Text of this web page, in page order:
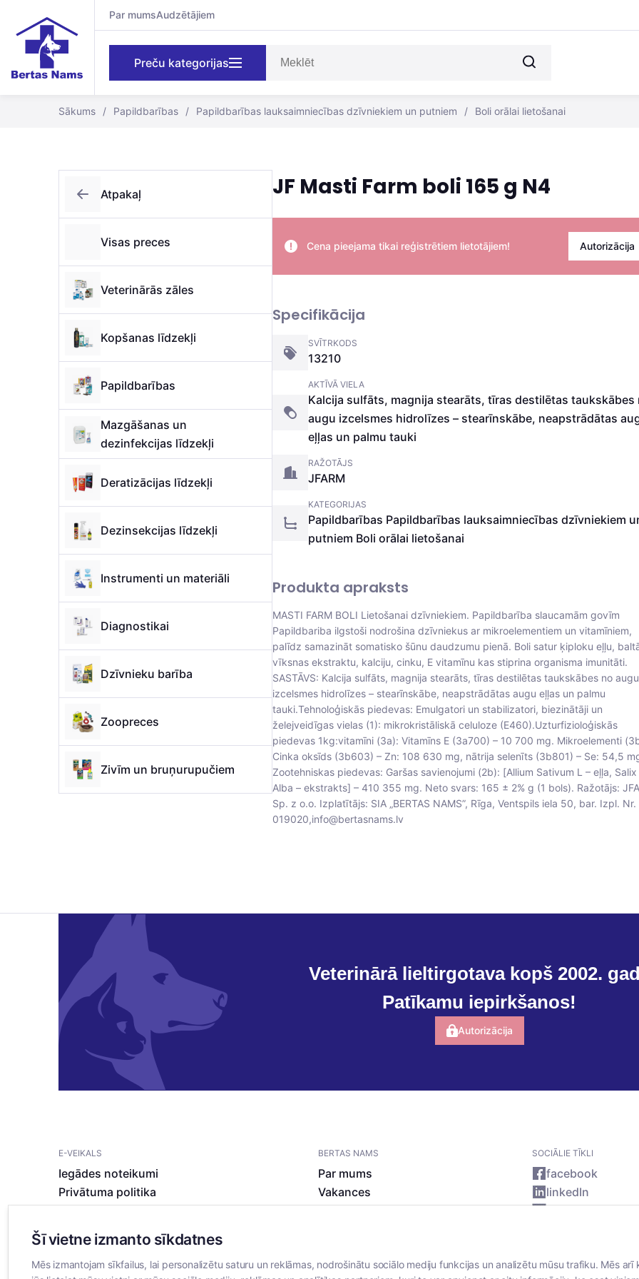
Par mumsAudzētājiem
Preču kategorijas
Sākums / Papildbarības / Papildbarības lauksaimniecības dzīvniekiem un putniem / Boli orālai lietošanai
Atpakaļ
Visas preces
Veterinārās zāles
Kopšanas līdzekļi
Papildbarības
Mazgāšanas un
dezinfekcijas līdzekļi
Deratizācijas līdzekļi
Dezinsekcijas līdzekļi
Instrumenti un materiāli
Diagnostikai
Dzīvnieku barība
Zoopreces
Zivīm un bruņurupučiem
JF Masti Farm boli 165 g N4
Cena pieejama tikai reģistrētiem lietotājiem! Autorizācija
Specifikācija
SVĪTRKODS
13210
AKTĪVĀ VIELA
Kalcija sulfāts, magnija stearāts, tīras destilētas taukskābes
augu izcelsmes hidrolīzes – stearīnskābe, neapstrādātas
eļļas un palmu tauki
RAŽOTĀJS
JFARM
KATEGORIJAS
Papildbarības Papildbarības lauksaimniecības dzīvniekiem
putniem Boli orālai lietošanai
Produkta apraksts
MASTI FARM BOLI Lietošanai dzīvniekiem. Papildbarība slaucamām govīm
Papildbariba ilgstoši nodrošina dzīvniekus ar mikroelementiem un vitamīniem,
palīdz samazināt somatisko šūnu daudzumu pienā. Boli satur ķiploku eļļu,
vīksnas ekstraktu, kalciju, cinku, E vitamīnu kas stiprina organisma imunitāti.
SASTĀVS: Kalcija sulfāts, magnija stearāts, tīras destilētas taukskābes no augu
izcelsmes hidrolīzes – stearīnskābe, neapstrādātas augu eļļas un palmu
tauki.Tehnoloģiskās piedevas: Emulgatori un stabilizatori, biezinātāji un
želejveidīgas vielas (1): mikrokristāliskā celuloze (E460).Uzturfizioloģiskās
piedevas 1kg:vitamīni (3a): Vitamīns E (3a700) – 10 700 mg. Mikroelementi
Cinka oksīds (3b603) – Zn: 108 630 mg, nātrija selenīts (3b801) – Se: 54,5
Zootehniskas piedevas: Garšas savienojumi (2b): [Allium Sativum L – eļļa, Salix
Alba – ekstrakts] – 410 355 mg. Neto svars: 165 ± 2% g (1 bols). Ražotājs:
Sp. z o.o. Izplatītājs: SIA „BERTAS NAMS”, Rīga, Ventspils iela 50, bar. Izpl. Nr.
019020,info@bertasnams.lv
Veterinārā lieltirgotava kopš 2002.
Patīkamu iepirkšanos!
Autorizācija
E-VEIKALS
Iegādes noteikumi
Privātuma politika
BERTAS NAMS
Par mums
Vakances
SOCIĀLIE TĪKLI
facebook
linkedIn
Šī vietne izmanto sīkdatnes
Mēs izmantojam sīkfailus, lai personalizētu saturu un reklāmas, nodrošinātu sociālo mediju funkcijas un analizētu mūsu trafiku. Mēs